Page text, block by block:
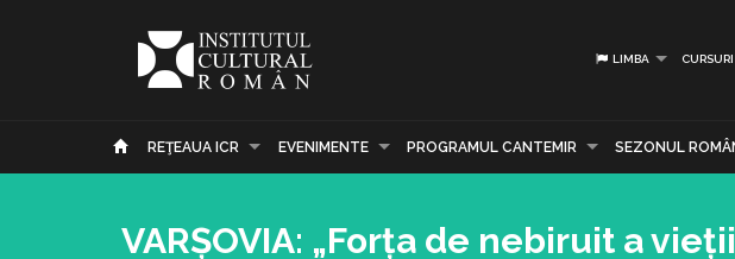
LIMBA CURSURI
REŢEAUA ICR EVENIMENTE PROGRAMUL CANTEMIR SEZONUL
VARȘOVIA: „Forța de nebiruit a